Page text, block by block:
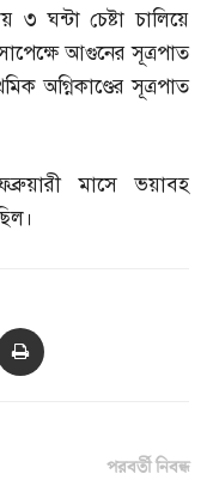
৩ ঘন্টা চেষ্টা চালিয়ে
আগুনের সূত্রপাত
অগ্নিকাণ্ডের সূত্রপাত
মাসে ভয়াবহ
পরবর্তী নিবন্ধ